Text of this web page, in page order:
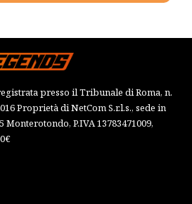
presso il Tribunale di Roma, n.
Proprietà di NetCom S.r.l.s., sede in
Monterotondo, P.IVA 13783471009,